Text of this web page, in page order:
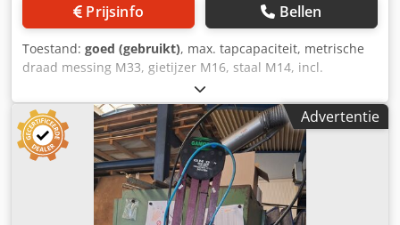
Prijsinfo Bellen
Toestand: goed (gebruikt), max. tapcapaciteit, metrische
draad messing M33, gietijzer M16, staal M14, incl.
toebehoren Dkjdpfjibmn Eex Acqer
Advertentie